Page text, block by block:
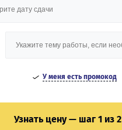
У меня есть промокод
Узнать цену — шаг 1 из 2